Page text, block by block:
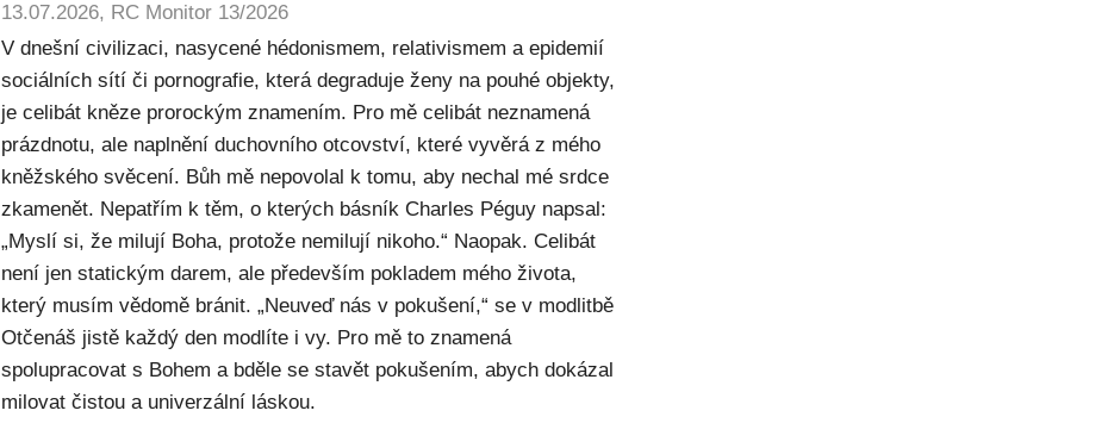
13.07.2026, RC Monitor 13/2026
V dnešní civilizaci, nasycené hédonismem, relativismem a epidemií
sociálních sítí či pornografie, která degraduje ženy na pouhé objekty,
je celibát kněze prorockým znamením. Pro mě celibát neznamená
prázdnotu, ale naplnění duchovního otcovství, které vyvěrá z mého
kněžského svěcení. Bůh mě nepovolal k tomu, aby nechal mé srdce
zkamenět. Nepatřím k těm, o kterých básník Charles Péguy napsal:
„Myslí si, že milují Boha, protože nemilují nikoho.“ Naopak. Celibát
není jen statickým darem, ale především pokladem mého života,
který musím vědomě bránit. „Neuveď nás v pokušení,“ se v modlitbě
Otčenáš jistě každý den modlíte i vy. Pro mě to znamená
spolupracovat s Bohem a bděle se stavět pokušením, abych dokázal
milovat čistou a univerzální láskou.